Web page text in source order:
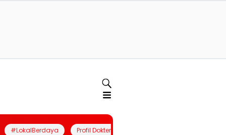
#LokalBerdaya Profil Dokter